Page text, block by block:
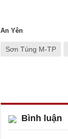
An Yên
Sơn Tùng M-TP
Bình luận